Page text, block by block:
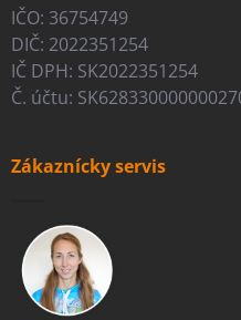
IČO: 36754749
DIČ: 2022351254
IČ DPH: SK2022351254
Č. účtu:
Zákaznícky servis